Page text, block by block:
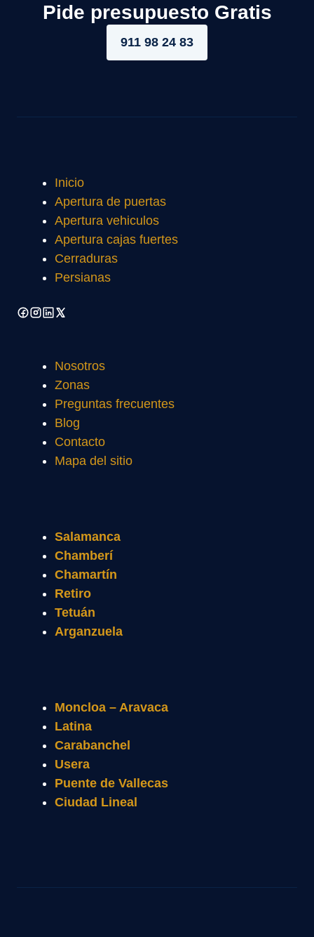
Pide presupuesto Gratis
911 98 24 83
Inicio
Apertura de puertas
Apertura vehiculos
Apertura cajas fuertes
Cerraduras
Persianas
Nosotros
Zonas
Preguntas frecuentes
Blog
Contacto
Mapa del sitio
Salamanca
Chamberí
Chamartín
Retiro
Tetuán
Arganzuela
Moncloa – Aravaca
Latina
Carabanchel
Usera
Puente de Vallecas
Ciudad Lineal